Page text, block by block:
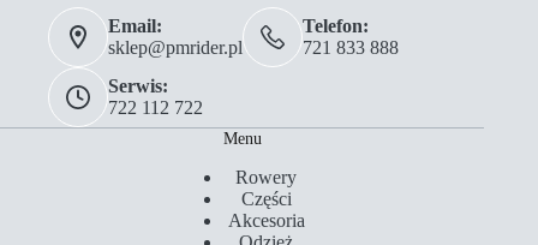
Email:
sklep@pmrider.pl
Telefon:
721 833 888
Serwis:
722 112 722
Menu
Rowery
Części
Akcesoria